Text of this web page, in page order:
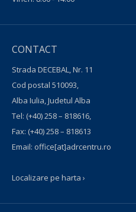
CONTACT
Strada DECEBAL, Nr. 11
Cod postal 510093,
Alba Iulia, Judetul Alba
Tel: (+40) 258 – 818616,
Fax: (+40) 258 – 818613
Email: office[at]adrcentru.ro
Localizare pe harta ›